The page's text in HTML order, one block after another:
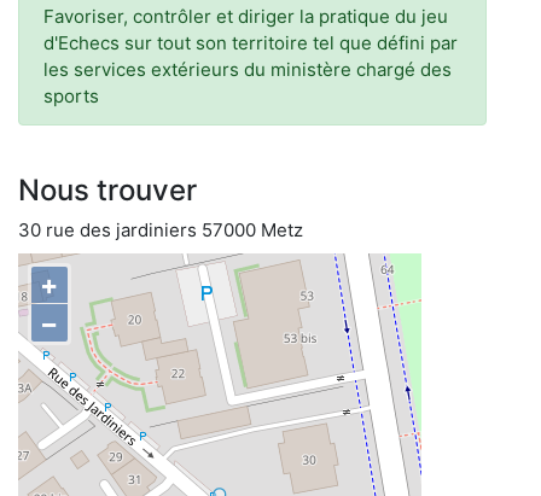
Favoriser, contrôler et diriger la pratique du jeu
d'Echecs sur tout son territoire tel que défini par
les services extérieurs du ministère chargé des
sports
Nous trouver
30 rue des jardiniers 57000 Metz
+
−